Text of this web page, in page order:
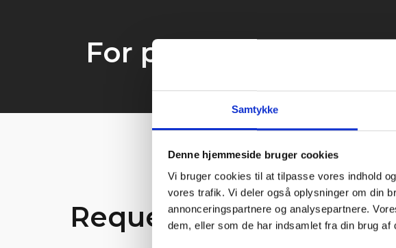
Samtykke
Denne hjemmeside bruger cookies
Vi bruger cookies til at tilpasse vores indhold
vores trafik. Vi deler også oplysninger om din
annonceringspartnere og analysepartnere.
dem, eller som de har indsamlet fra din brug af
For project estimates
Request service